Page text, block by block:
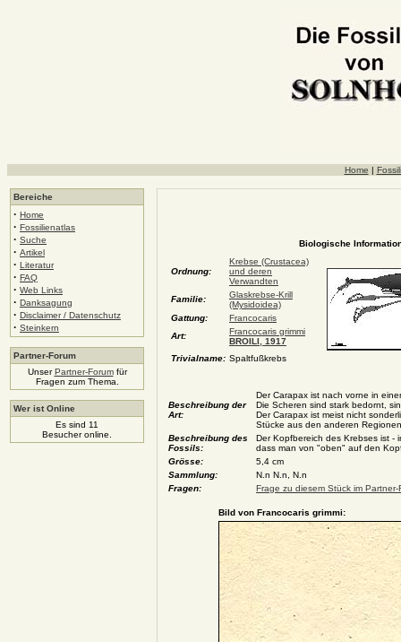
Home |
Bereiche
· Home
· Fossilienatlas
· Suche
· Artikel
· Literatur
· FAQ
· Web Links
· Danksagung
· Disclaimer / Datenschutz
· Steinkern
Partner-Forum
UnserPartner-Forumfür
Fragen zum Thema.
Wer ist Online
Es sind 11
Besucher online.
Biologische
Ordnung:
Krebse (Crustacea)
und deren
Verwandten
Familie:
Glaskrebse-Krill
(Mysidoidea)
Gattung:
Francocaris
Art:
Francocaris grimmi
BROILI, 1917
Trivialname: Spaltfußkrebs
Beschreibung der
Art:
Der Carapax ist nach vorne in
Die Scheren sind stark bedornt,
Der Carapax ist meist nicht
Stücke aus den anderen
Beschreibung des
Fossils:
Der Kopfbereich des Krebses ist -
dass man von "oben" auf den
Grösse:
5,4 cm
Sammlung:
N.n N.n, N.n
Fragen:
Frage zu diesem Stück im Partner-
Bild von Francocaris grimmi: